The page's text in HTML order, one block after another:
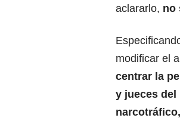
aclararlo, no
modificar el
centrar la
y jueces del
narcotráfico,